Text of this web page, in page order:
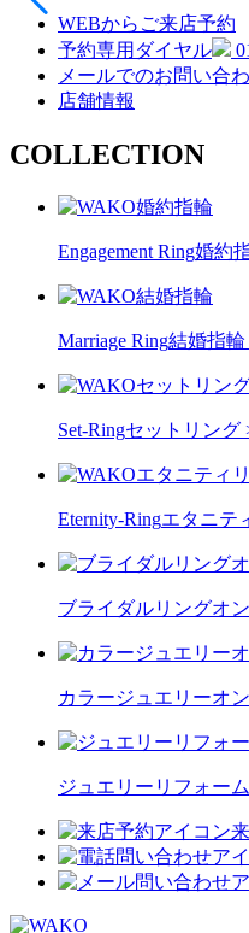
WEBからご来店予約
予約専用ダイヤル
メールでのお問い合
店舗情報
COLLECTION
Engagement Ring婚約
Marriage Ring結婚指輪
Set-Ringセットリング
Eternity-Ringエタニテ
ブライダルリングオ
カラージュエリーオ
ジュエリーリフォー